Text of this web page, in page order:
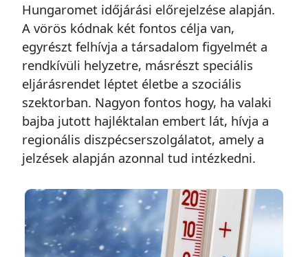
Hungaromet időjárási előrejelzése alapján.
A vörös kódnak két fontos célja van,
egyrészt felhívja a társadalom figyelmét a
rendkívüli helyzetre, másrészt speciális
eljárásrendet léptet életbe a szociális
szektorban. Nagyon fontos hogy, ha valaki
bajba jutott hajléktalan embert lát, hívja a
regionális diszpécserszolgálatot, amely a
jelzések alapján azonnal tud intézkedni.